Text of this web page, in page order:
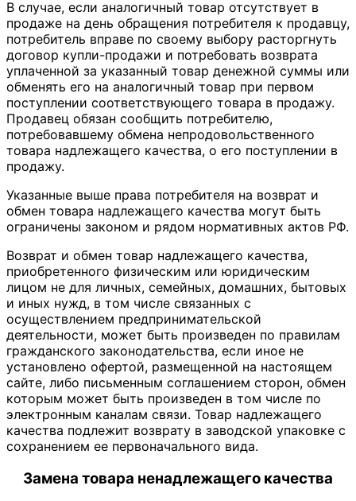
В случае, если аналогичный товар отсутствует в
продаже на день обращения потребителя к продавцу,
потребитель вправе по своему выбору расторгнуть
договор купли-продажи и потребовать возврата
уплаченной за указанный товар денежной суммы или
обменять его на аналогичный товар при первом
поступлении соответствующего товара в продажу.
Продавец обязан сообщить потребителю,
потребовавшему обмена непродовольственного
товара надлежащего качества, о его поступлении в
продажу.
Указанные выше права потребителя на возврат и
обмен товара надлежащего качества могут быть
ограничены законом и рядом нормативных актов РФ.
Возврат и обмен товар надлежащего качества,
приобретенного физическим или юридическим
лицом не для личных, семейных, домашних, бытовых
и иных нужд, в том числе связанных с
осуществлением предпринимательской
деятельности, может быть произведен по правилам
гражданского законодательства, если иное не
установлено офертой, размещенной на настоящем
сайте, либо письменным соглашением сторон, обмен
которым может быть произведен в том числе по
электронным каналам связи. Товар надлежащего
качества подлежит возврату в заводской упаковке с
сохранением ее первоначального вида.
Замена товара ненадлежащего качества